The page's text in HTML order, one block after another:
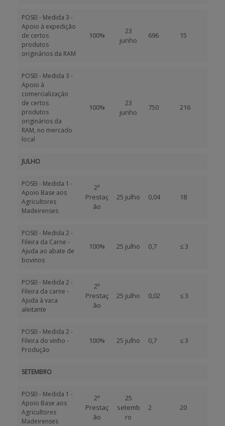
POSEI - Medida 3 -
Apoio à expedição
de certos
produtos
originários da RAM
100%
23
junho
696 15
POSEI - Medida 3 -
Apoio à
comercialização
de certos
produtos
originários da
RAM, no mercado
local
100%
23
junho
750 216
JULHO
POSEI - Medida 1 -
Apoio Base aos
Agricultores
Madeirenses
2ª
Prestaç
ão
25 julho 0,04 18
POSEI - Medida 2 -
Fileira da Carne -
Ajuda ao abate de
bovinos
100% 25 julho 0,7 ≤ 3
POSEI - Medida 2 -
Fileira da carne -
Ajuda à vaca
aleitante
2ª
Prestaç
ão
25 julho 0,02 ≤ 3
POSEI - Medida 2 -
Fileira do vinho -
Produção
100% 25 julho 0,7 ≤ 3
SETEMBRO
POSEI - Medida 1 -
Apoio Base aos
Agricultores
Madeirenses
2ª
Prestaç
ão
25
setemb
ro
2 20